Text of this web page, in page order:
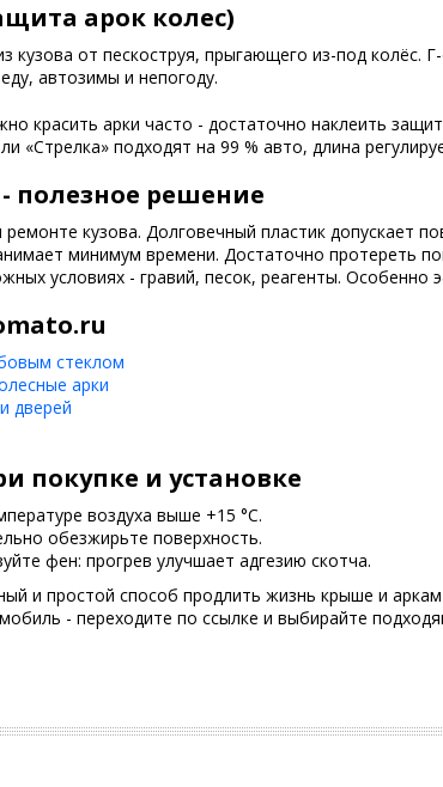
арок колес)
кузова от пескоструя, прыгающего из-под колёс.
автозимы и непогоду.
красить арки часто - достаточно наклеить
«Стрелка» подходят на 99 % авто, длина
полезное решение
кузова. Долговечный пластик допускает
минимум времени. Достаточно протереть
условиях - гравий, песок, реагенты. Особенно
стеклом
арки
дверей
покупке и установке
воздуха выше +15 °C.
обезжирьте поверхность.
фен: прогрев улучшает адгезию скотча.
и простой способ продлить жизнь крыше и
- переходите по ссылке и выбирайте